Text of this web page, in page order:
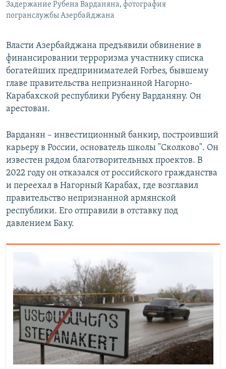
Задержание Рубена Варданяна, фотография
погранслужбы Азербайджана
Власти Азербайджана предъявили обвинение в
финансировании терроризма участнику списка
богатейших предпринимателей Forbes, бывшему
главе правительства непризнанной Нагорно-
Карабахской республики Рубену Варданяну. Он
арестован.
Варданян – инвестиционный банкир, построивший
карьеру в России, основатель школы "Сколково". Он
известен рядом благотворительных проектов. В
2022 году он отказался от российского гражданства
и переехал в Нагорный Карабах, где возглавил
правительство непризнанной армянской
республики. Его отправили в отставку под
давлением Баку.